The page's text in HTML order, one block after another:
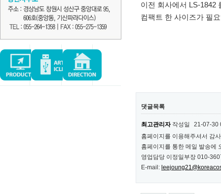
이전 회사에서 LS-1842
컴팩트 한 사이즈가 필
댓글목록
최고관리자작성일
21-07-30
홈페이지를 이용해주셔서 감
홈페이지를 통한 메일 발송에
영업담당 이정일부장 010-
E-mail: